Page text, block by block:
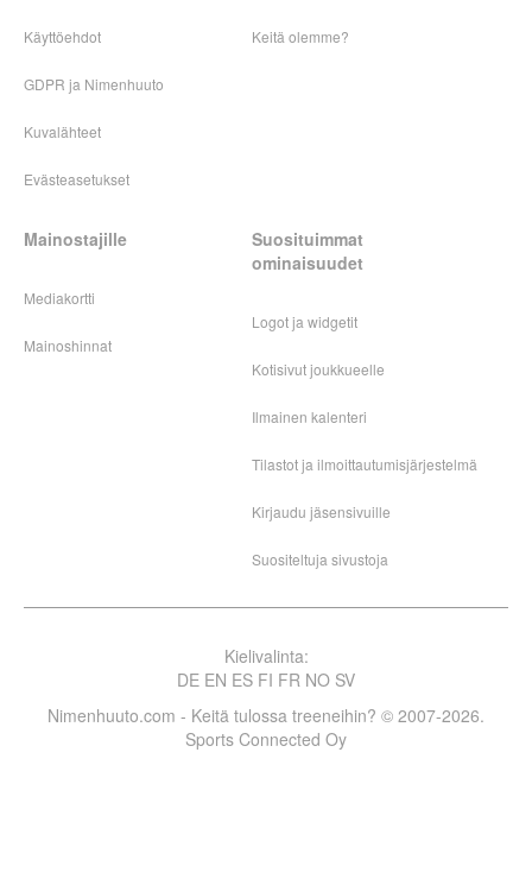
Käyttöehdot
GDPR ja Nimenhuuto
Kuvalähteet
Evästeasetukset
Keitä olemme?
Mainostajille
Mediakortti
Mainoshinnat
Suosituimmat
ominaisuudet
Logot ja widgetit
Kotisivut joukkueelle
Ilmainen kalenteri
Tilastot ja ilmoittautumisjärjestelmä
Kirjaudu jäsensivuille
Suositeltuja sivustoja
Kielivalinta:
DE EN ES FI FR NO SV
Nimenhuuto.com - Keitä tulossa treeneihin? © 2007-2026.
Sports Connected Oy